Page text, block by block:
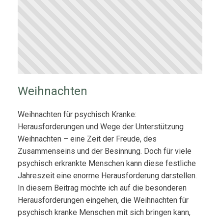
Weihnachten
Weihnachten für psychisch Kranke:
Herausforderungen und Wege der Unterstützung
Weihnachten – eine Zeit der Freude, des
Zusammenseins und der Besinnung. Doch für viele
psychisch erkrankte Menschen kann diese festliche
Jahreszeit eine enorme Herausforderung darstellen.
In diesem Beitrag möchte ich auf die besonderen
Herausforderungen eingehen, die Weihnachten für
psychisch kranke Menschen mit sich bringen kann,